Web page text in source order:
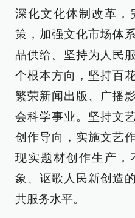
深化文化体制改革，
策，加强文化市场体
品供给。坚持为人民
个根本方向，坚持百
繁荣新闻出版、广播
会科学事业。坚持文
创作导向，实施文艺
现实题材创作生产，
象、讴歌人民新创造
共服务水平。